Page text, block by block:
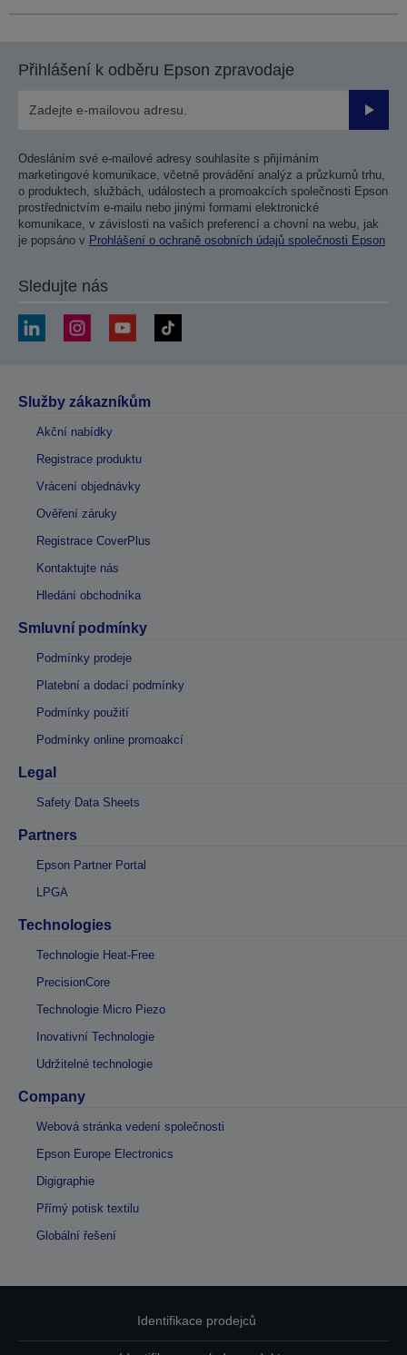
Přihlášení k odběru Epson zpravodaje
Odesláním své e-mailové adresy souhlasíte s přijímáním
marketingové komunikace, včetně provádění analýz a průzkumů trhu,
o produktech, službách, událostech a promoakcích společnosti Epson
prostřednictvím e-mailu nebo jinými formami elektronické
komunikace, v závislosti na vašich preferencí a chovní na webu, jak
je popsáno v Prohlášení o ochraně osobních údajů společnosti Epson
Sledujte nás
Služby zákazníkům
Akční nabídky
Registrace produktu
Vrácení objednávky
Ověření záruky
Registrace CoverPlus
Kontaktujte nás
Hledání obchodníka
Smluvní podmínky
Podmínky prodeje
Platební a dodací podmínky
Podmínky použití
Podmínky online promoakcí
Legal
Safety Data Sheets
Partners
Epson Partner Portal
LPGA
Technologies
Technologie Heat-Free
PrecisionCore
Technologie Micro Piezo
Inovativní Technologie
Udržitelné technologie
Company
Webová stránka vedení společnosti
Epson Europe Electronics
Digigraphie
Přímý potisk textilu
Globální řešení
Identifikace prodejců